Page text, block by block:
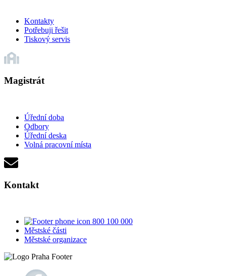
Kontakty
Potřebuji řešit
Tiskový servis
Magistrát
Úřední doba
Odbory
Úřední deska
Volná pracovní místa
Kontakt
800 100 000
Městské části
Městské organizace